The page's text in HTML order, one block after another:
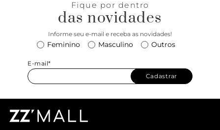
Fique por dentro
das novidades
Informe seu e-mail e receba as novidades!
Feminino Masculino Outros
E-mail*
Cadastrar